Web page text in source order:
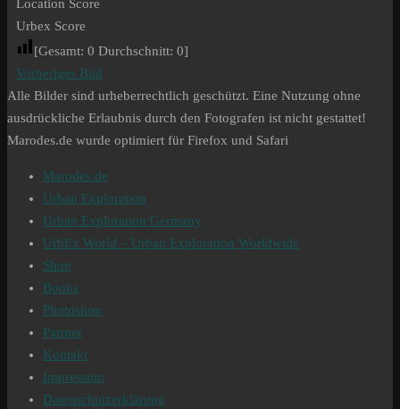
Location Score
Urbex Score
[Gesamt: 0 Durchschnitt: 0]
Vorheriges Bild
Alle Bilder sind urheberrechtlich geschützt. Eine Nutzung ohne
ausdrückliche Erlaubnis durch den Fotografen ist nicht gestattet!
Marodes.de wurde optimiert für Firefox und Safari
Marodes.de
Urban Exploration
Urban Exploration Germany
UrbEx World – Urban Exploration Worldwide
Shop
Books
Photoshop
Partner
Kontakt
Impressum
Datenschutzerklärung